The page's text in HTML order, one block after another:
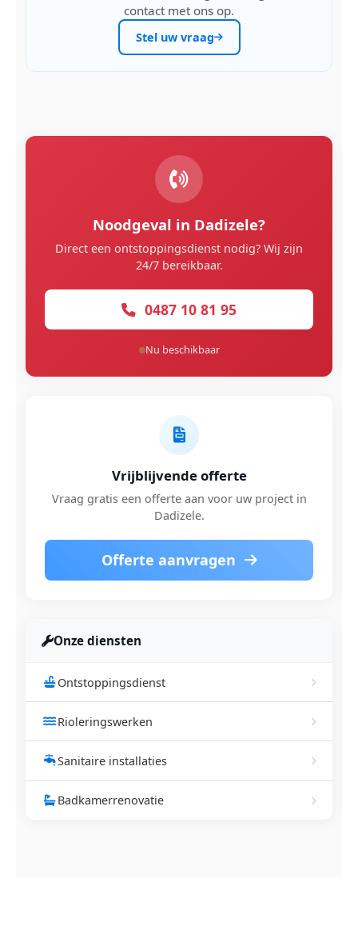
contact met ons op.
Stel uw vraag
Noodgeval in Dadizele?
Direct een ontstoppingsdienst nodig? Wij zijn
24/7 bereikbaar.
0487 10 81 95
Nu beschikbaar
Vrijblijvende offerte
Vraag gratis een offerte aan voor uw project in
Dadizele.
Offerte aanvragen
Onze diensten
Ontstoppingsdienst
Rioleringswerken
Sanitaire installaties
Badkamerrenovatie